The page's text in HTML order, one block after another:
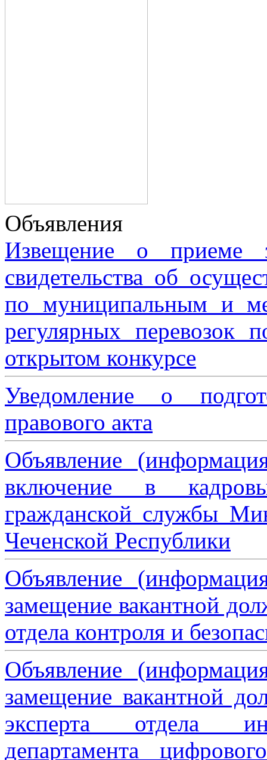
Объявления
Извещение о приеме
свидетельства об
по муниципальным и
регулярных перевозок
открытом конкурсе
Уведомление о
правового акта
Объявление
включение в
гражданской службы
Чеченской Республики
Объявление
замещение вакантной
отдела контроля и
Объявление
замещение вакантной
эксперта отдела
департамента